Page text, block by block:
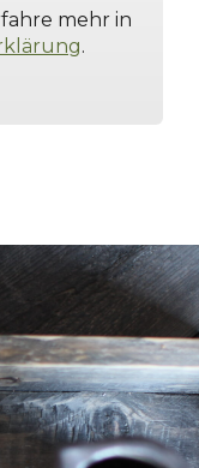
mehr in
.